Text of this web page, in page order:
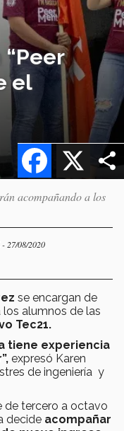
“Peer
el
X
Facebook
acompañando a los
- 27/08/2020
se encargan de
alumnos de las
Tec21.
tiene experiencia
expresó Karen
de ingeniería y
de tercero a octavo
decide acompañar